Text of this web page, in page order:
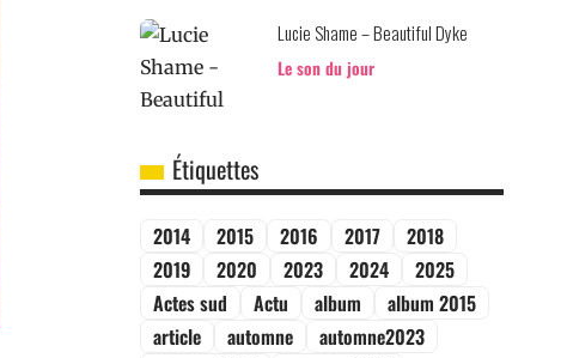
Lucie Shame – Beautiful Dyke
Le son du jour
Étiquettes
2014 2015 2016 2017
2018
2019
2020 2023 2024
2025
Actes sud
Actu album
album 2015
article
automne
automne2023